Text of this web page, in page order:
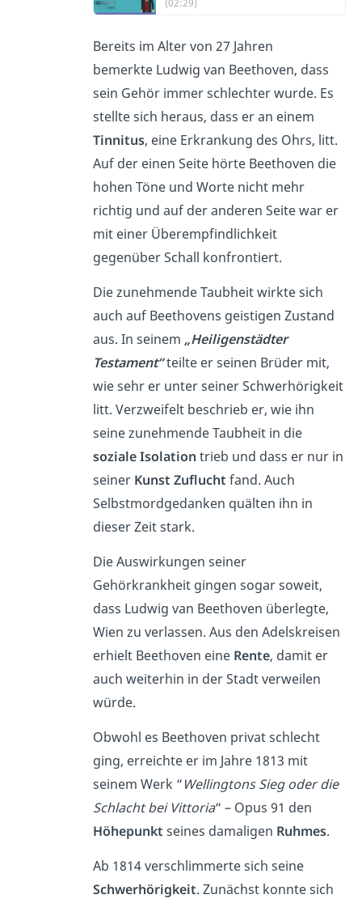
(02:29)
Bereits im Alter von 27 Jahren
bemerkte Ludwig van Beethoven, dass
sein Gehör immer schlechter wurde. Es
stellte sich heraus, dass er an einem
Tinnitus, eine Erkrankung des Ohrs, litt.
Auf der einen Seite hörte Beethoven die
hohen Töne und Worte nicht mehr
richtig und auf der anderen Seite war er
mit einer Überempfindlichkeit
gegenüber Schall konfrontiert.
Die zunehmende Taubheit wirkte sich
auch auf Beethovens geistigen Zustand
aus. In seinem „Heiligenstädter
Testament“teilte er seinen Brüder mit,
wie sehr er unter seiner Schwerhörigkeit
litt. Verzweifelt beschrieb er, wie ihn
seine zunehmende Taubheit in die
soziale Isolation trieb und dass er nur in
seiner Kunst Zuflucht fand. Auch
Selbstmordgedanken quälten ihn in
dieser Zeit stark.
Die Auswirkungen seiner
Gehörkrankheit gingen sogar soweit,
dass Ludwig van Beethoven überlegte,
Wien zu verlassen. Aus den Adelskreisen
erhielt Beethoven eine Rente, damit er
auch weiterhin in der Stadt verweilen
würde.
Obwohl es Beethoven privat schlecht
ging, erreichte er im Jahre 1813 mit
seinem Werk “Wellingtons Sieg oder die
Schlacht bei Vittoria“ – Opus 91 den
Höhepunkt seines damaligen Ruhmes.
Ab 1814 verschlimmerte sich seine
Schwerhörigkeit. Zunächst konnte sich